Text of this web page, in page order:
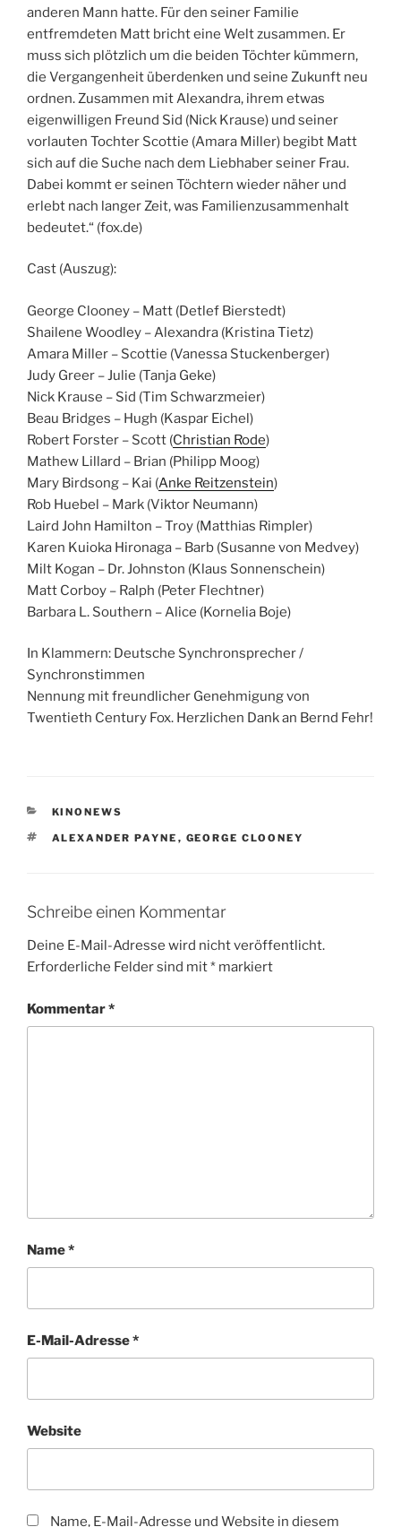
anderen Mann hatte. Für den seiner Familie
entfremdeten Matt bricht eine Welt zusammen. Er
muss sich plötzlich um die beiden Töchter kümmern,
die Vergangenheit überdenken und seine Zukunft neu
ordnen. Zusammen mit Alexandra, ihrem etwas
eigenwilligen Freund Sid (Nick Krause) und seiner
vorlauten Tochter Scottie (Amara Miller) begibt Matt
sich auf die Suche nach dem Liebhaber seiner Frau.
Dabei kommt er seinen Töchtern wieder näher und
erlebt nach langer Zeit, was Familienzusammenhalt
bedeutet.“ (fox.de)
Cast (Auszug):
George Clooney – Matt (Detlef Bierstedt)
Shailene Woodley – Alexandra (Kristina Tietz)
Amara Miller – Scottie (Vanessa Stuckenberger)
Judy Greer – Julie (Tanja Geke)
Nick Krause – Sid (Tim Schwarzmeier)
Beau Bridges – Hugh (Kaspar Eichel)
Robert Forster – Scott (Christian Rode)
Mathew Lillard – Brian (Philipp Moog)
Mary Birdsong – Kai (Anke Reitzenstein)
Rob Huebel – Mark (Viktor Neumann)
Laird John Hamilton – Troy (Matthias Rimpler)
Karen Kuioka Hironaga – Barb (Susanne von Medvey)
Milt Kogan – Dr. Johnston (Klaus Sonnenschein)
Matt Corboy – Ralph (Peter Flechtner)
Barbara L. Southern – Alice (Kornelia Boje)
In Klammern: Deutsche Synchronsprecher /
Synchronstimmen
Nennung mit freundlicher Genehmigung von
Twentieth Century Fox. Herzlichen Dank an Bernd Fehr!
KATEGORIEN
KINONEWS
SCHLAGWÖRTER
ALEXANDER PAYNE , GEORGE CLOONEY
Schreibe einen Kommentar
Deine E-Mail-Adresse wird nicht veröffentlicht.
Erforderliche Felder sind mit* markiert
Kommentar*
Name*
E-Mail-Adresse*
Website
Name, E-Mail-Adresse und Website in diesem